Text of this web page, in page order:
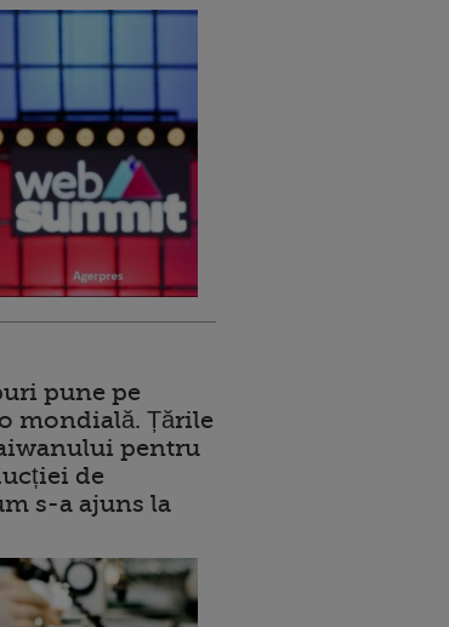
pune pe
mondială. Țările
pentru
de
s-a ajuns la